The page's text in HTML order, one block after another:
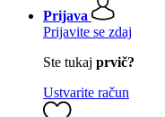
Prijava
Prijavite se zdaj
Ste tukaj prvič?
Ustvarite račun